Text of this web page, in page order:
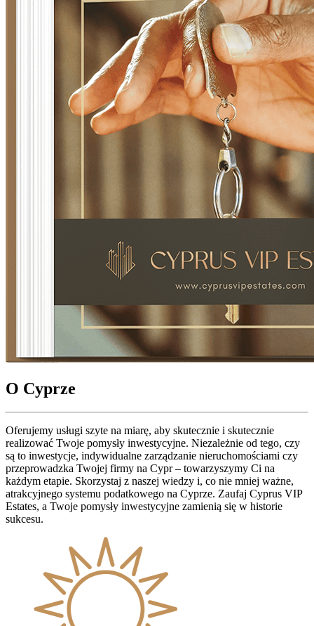
O Cyprze
Oferujemy usługi szyte na miarę, aby skutecznie i skutecznie
realizować Twoje pomysły inwestycyjne. Niezależnie od tego, czy
są to inwestycje, indywidualne zarządzanie nieruchomościami czy
przeprowadzka Twojej firmy na Cypr – towarzyszymy Ci na
każdym etapie. Skorzystaj z naszej wiedzy i, co nie mniej ważne,
atrakcyjnego systemu podatkowego na Cyprze. Zaufaj Cyprus VIP
Estates, a Twoje pomysły inwestycyjne zamienią się w historie
sukcesu.